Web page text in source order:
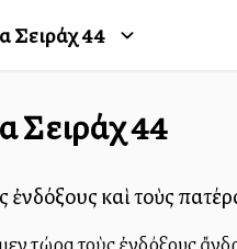
Σειράχ44
Σειράχ44
καὶ τοὺς